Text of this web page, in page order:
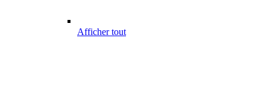
Afficher tout